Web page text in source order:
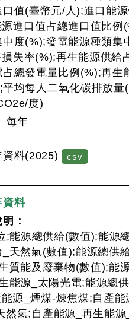
口值(臺幣元/人);進口能
進口值占總進口值比
中度(%);發電能源種類
失率(%);再生能源供給
占總發電量比例(%);再
平均每人二氧化碳排放
度)
每年
資料(2025)
csv
資料
：
;能源總供給(數值);能源
天然氣(數值);能源總供
質能及廢棄物(數值);能
能源_太陽光電;能源總
能源_煙煤-煉焦煤;自產
然氣;自產能源_再生能